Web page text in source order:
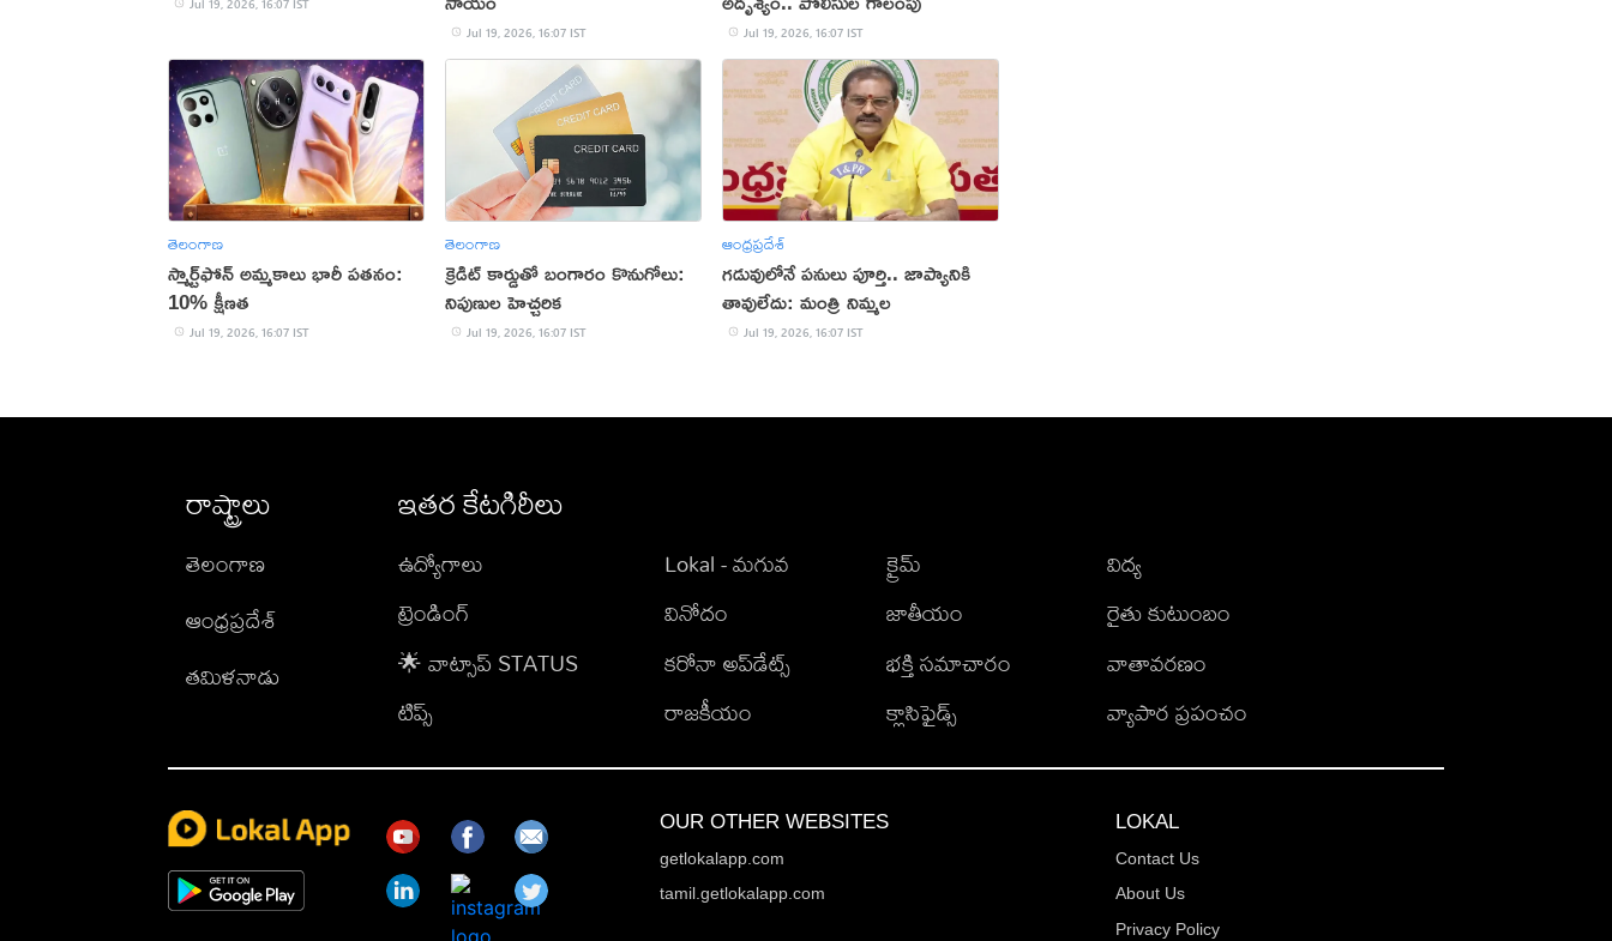
Jul 19, 2026, 16:07 IST Jul 19, 2026, 16:07 IST
తెలంగాణ
స్మార్ట్‌ఫోన్ అమ్మకాలు భారీ పతనం:
10% క్షీణత
Jul 19, 2026, 16:07 IST
తెలంగాణ
క్రెడిట్ కార్డుతో బంగారం కొనుగోలు:
నిపుణుల హెచ్చరిక
Jul 19, 2026, 16:07 IST
ఆంధ్రప్రదేశ్
గడువులోనే పనులు పూర్తి.. జాప్యానికి
తావులేదు: మంత్రి నిమ్మల
Jul 19, 2026, 16:07 IST
రాష్ట్రాలు
తెలంగాణ
ఆంధ్రప్రదేశ్
తమిళనాడు
ఇతర కేటగిరీలు
ఉద్యోగాలు
ట్రెండింగ్
🌟 వాట్సాప్ STATUS
టిప్స్
Lokal - మగువ
వినోదం
కరోనా అప్‌డేట్స్
రాజకీయం
క్రైమ్
జాతీయం
భక్తి సమాచారం
క్లాసిఫైడ్స్
విద్య
రైతు కుటుంబం
వాతావరణం
వ్యాపార ప్రపంచం
OUR OTHER WEBSITES
getlokalapp.com
tamil.getlokalapp.com
LOKAL
Contact Us
About Us
Privacy Policy